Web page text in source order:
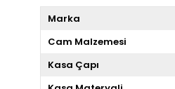
Marka
Cam Malzemesi
Kasa Çapı